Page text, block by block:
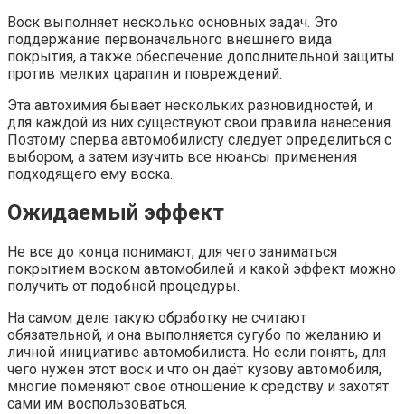
Воск выполняет несколько основных задач. Это
поддержание первоначального внешнего вида
покрытия, а также обеспечение дополнительной защиты
против мелких царапин и повреждений.
Эта автохимия бывает нескольких разновидностей, и
для каждой из них существуют свои правила нанесения.
Поэтому сперва автомобилисту следует определиться с
выбором, а затем изучить все нюансы применения
подходящего ему воска.
Ожидаемый эффект
Не все до конца понимают, для чего заниматься
покрытием воском автомобилей и какой эффект можно
получить от подобной процедуры.
На самом деле такую обработку не считают
обязательной, и она выполняется сугубо по желанию и
личной инициативе автомобилиста. Но если понять, для
чего нужен этот воск и что он даёт кузову автомобиля,
многие поменяют своё отношение к средству и захотят
сами им воспользоваться.